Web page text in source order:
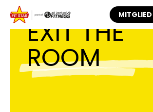
30 % RABATT* AUF DEIN EXIT THE
EXIT THE
ROOM